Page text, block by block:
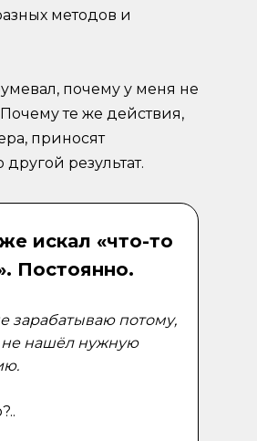
методов и
почему у меня не
Почему те же действия,
приносят
результат.
искал «что-то
Постоянно.
зарабатываю потому,
не нашёл нужную